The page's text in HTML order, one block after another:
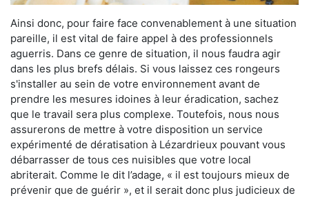
Ainsi donc, pour faire face convenablement à une situation
pareille, il est vital de faire appel à des professionnels
aguerris. Dans ce genre de situation, il nous faudra agir
dans les plus brefs délais. Si vous laissez ces rongeurs
s'installer au sein de votre environnement avant de
prendre les mesures idoines à leur éradication, sachez
que le travail sera plus complexe. Toutefois, nous nous
assurerons de mettre à votre disposition un service
expérimenté de dératisation à Lézardrieux pouvant vous
débarrasser de tous ces nuisibles que votre local
abriterait. Comme le dit l’adage, « il est toujours mieux de
prévenir que de guérir », et il serait donc plus judicieux de